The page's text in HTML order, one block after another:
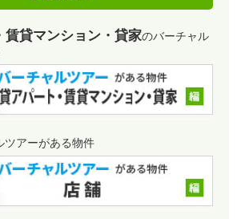
賃貸マンション・貸家のバーチャル
ツアーがある物件